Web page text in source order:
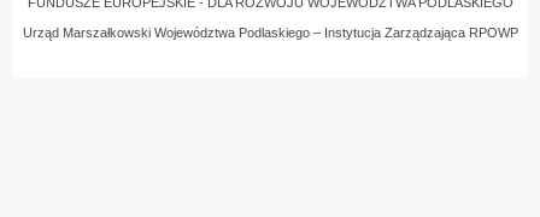
Urząd Marszałkowski Województwa Podlaskiego – Instytucja Zarządzająca RPOWP